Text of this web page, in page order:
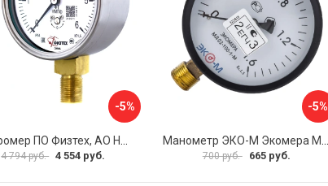
-5%
4 794 руб. 4 554 руб.
-5%
700 руб. 665 руб.